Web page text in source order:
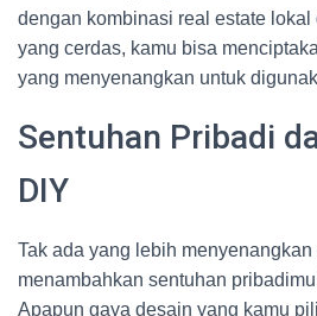
dengan kombinasi real estate
yang cerdas, kamu bisa
yang menyenangkan untuk
Sentuhan Pribadi
DIY
Tak ada yang lebih menyenangkan
menambahkan sentuhan
Apapun gaya desain yang kamu